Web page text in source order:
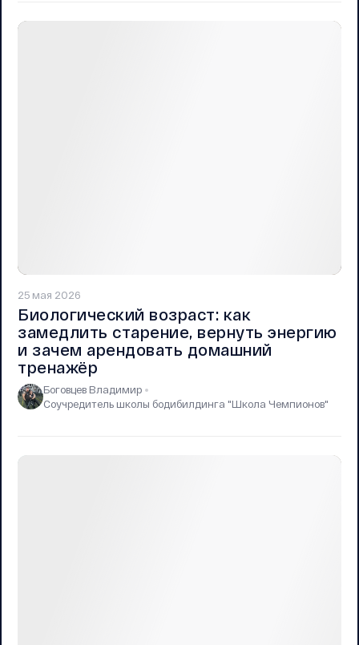
25 мая 2026
Биологический возраст: как
замедлить старение, вернуть энергию
и зачем арендовать домашний
тренажёр
Боговцев Владимир
Соучредитель школы бодибилдинга "Школа Чемпионов"